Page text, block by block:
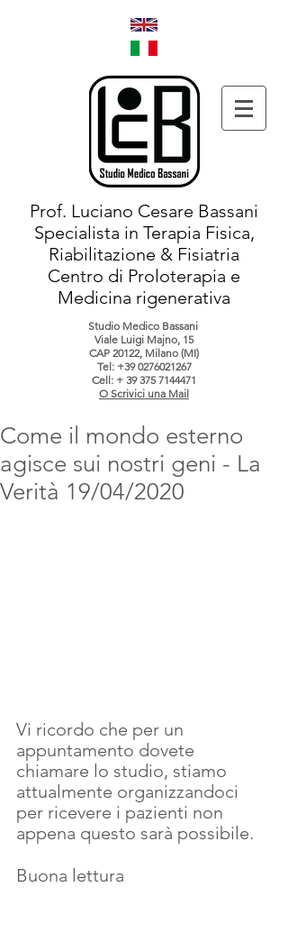
Prof. Luciano Cesare Bassani
Specialista in Terapia Fisica,
Riabilitazione & Fisiatria
Centro di Proloterapia e
Medicina rigenerativa
Studio Medico Bassani
Viale Luigi Majno, 15
CAP 20122, Milano (MI)
Tel: +39 0276021267
Cell: + 39 375 7144471
O Scrivici una Mail
Come il mondo esterno
agisce sui nostri geni - La
Verità 19/04/2020
Vi ricordo che per un
appuntamento dovete
chiamare lo studio, stiamo
attualmente organizzandoci
per ricevere i pazienti non
appena questo sarà possibile.
Buona lettura